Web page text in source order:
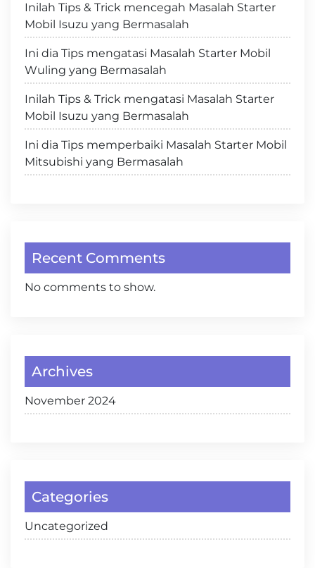
Inilah Tips & Trick mencegah Masalah Starter
Mobil Isuzu yang Bermasalah
Ini dia Tips mengatasi Masalah Starter Mobil
Wuling yang Bermasalah
Inilah Tips & Trick mengatasi Masalah Starter
Mobil Isuzu yang Bermasalah
Ini dia Tips memperbaiki Masalah Starter Mobil
Mitsubishi yang Bermasalah
Recent Comments
No comments to show.
Archives
November 2024
Categories
Uncategorized